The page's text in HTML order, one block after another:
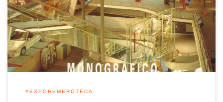
ubicado en la Plaza del Futuro, donde también se localizaban
los pabellones del Universo, las Telecomunicaciones y el
Medio Ambiente. Este pabellón temático había sido
construido por la […]
#EXPOHEMEROTECA